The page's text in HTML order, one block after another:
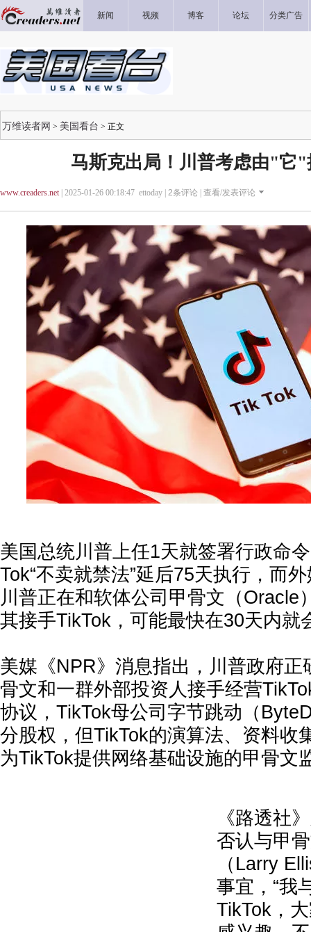
新闻 视频 博客 论坛 分类广告
万维读者网 > 美国看台 > 正文
马斯克出局！川普考虑由"它
www.creaders.net| 2025-01-26 00:18:47 ettoday | 2条评论 | 查看/发表评论
美国总统川普上任1天就签署行政命
Tok“不卖就禁法”延后75天执行，而
川普正在和软体公司甲骨文（Oracle
其接手TikTok，可能最快在30天内就
美媒《NPR》消息指出，川普政府正
骨文和一群外部投资人接手经营
协议，TikTok母公司字节跳动（
分股权，但TikTok的演算法、资料收
为TikTok提供网络基础设施的甲骨文
《路透社
否认与甲
（Larry
事宜，“我
TikTok，